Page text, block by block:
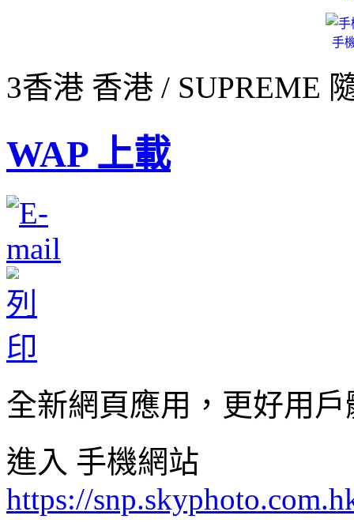
手
3香港 香港 / SUPREME
WAP 上載
全新網頁應用，更好用戶
進入 手機網站
https://